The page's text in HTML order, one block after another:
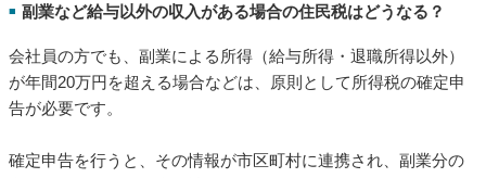
■ 副業など給与以外の収入がある場合の住民税はどうなる？
会社員の方でも、副業による所得（給与所得・退職所得以外）
が年間20万円を超える場合などは、原則として所得税の確定申
告が必要です。
確定申告を行うと、その情報が市区町村に連携され、副業分の